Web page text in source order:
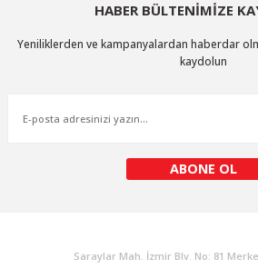
HABER BÜLTENİMİZE
Yeniliklerden ve kampanyalardan haberdar
kaydolun
ABONE OL
Saraylar Mah. İzmir Blv. No: 81